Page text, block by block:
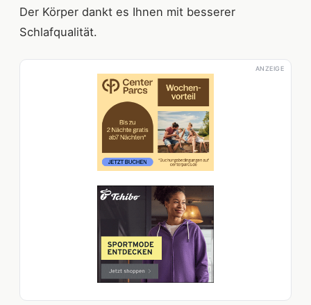
Der Körper dankt es Ihnen mit besserer
Schlafqualität.
ANZEIGE